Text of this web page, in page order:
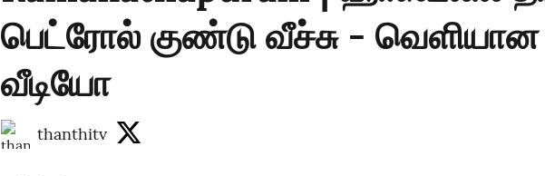
பெட்ரோல் குண்டு வீச்சு -
வீடியோ
thanthitv